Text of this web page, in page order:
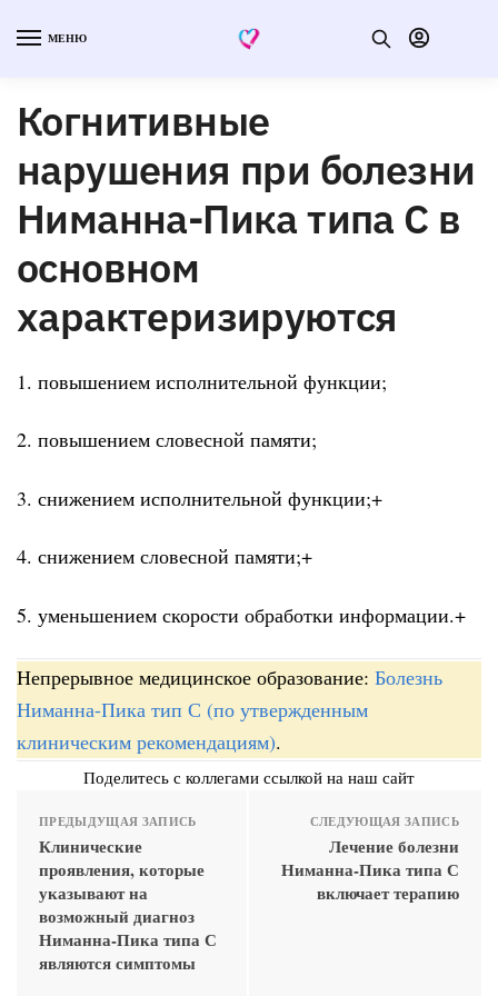
МЕНЮ
Когнитивные
нарушения при болезни
Ниманна-Пика типа С в
основном
характеризируются
1. повышением исполнительной функции;
2. повышением словесной памяти;
3. снижением исполнительной функции;+
4. снижением словесной памяти;+
5. уменьшением скорости обработки информации.+
Непрерывное медицинское образование: Болезнь
Ниманна-Пика тип С (по утвержденным
клиническим рекомендациям).
Поделитесь с коллегами ссылкой на наш сайт
ПРЕДЫДУЩАЯ ЗАПИСЬ
Клинические
проявления, которые
указывают на
возможный диагноз
Ниманна-Пика типа С
являются симптомы
СЛЕДУЮЩАЯ ЗАПИСЬ
Лечение болезни
Ниманна-Пика типа С
включает терапию